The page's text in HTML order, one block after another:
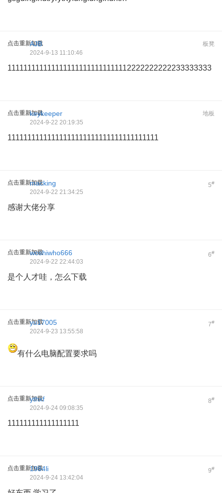
点击重新加载 板凳
AJB
2024-9-13 11:10:46
1111111111111111111111111111112222222222233333333
点击重新加载 地板
keykeeper
2024-9-22 20:19:35
11111111111111111111111111111111111111
点击重新加载 5#
macking
2024-9-22 21:34:25
感谢大佬分享
点击重新加载 6#
woshiwho666
2024-9-22 22:44:03
是个人才哇，怎么下载
点击重新加载 7#
yu17005
2024-9-23 13:55:58
有什么电脑配置要求吗
点击重新加载 8#
ythxf
2024-9-24 09:08:35
111111111111111111
点击重新加载 9#
1984li
2024-9-24 13:42:04